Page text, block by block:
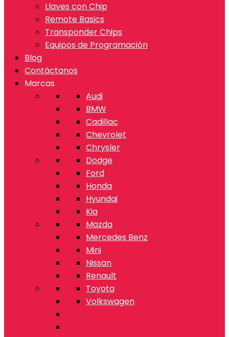
Llaves con Chip
Remote Basics
Transponder Chips
Equipos de Programación
Blog
Contáctanos
Marcas
Audi
BMW
Cadillac
Chevrolet
Chrysler
Dodge
Ford
Honda
Hyundai
Kia
Mazda
Mercedes Benz
Mini
Nissan
Renault
Toyota
Volkswagen